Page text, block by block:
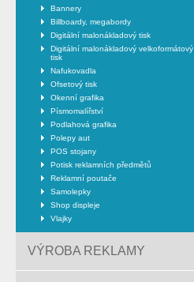
Bannery
Billboardy, megabordy
Digitální malonákladový tisk
Digitální malonákladový velkoformátový
tisk
Nafukovadla
Ofsetový tisk
Okenní grafika
Písmomalířství
Podlahová grafika
Polepy aut
POS stojany
Potisk reklamních předmětů
Reklamní poutače
Samolepky
Shop displeje
Vlajky
VÝROBA REKLAMY